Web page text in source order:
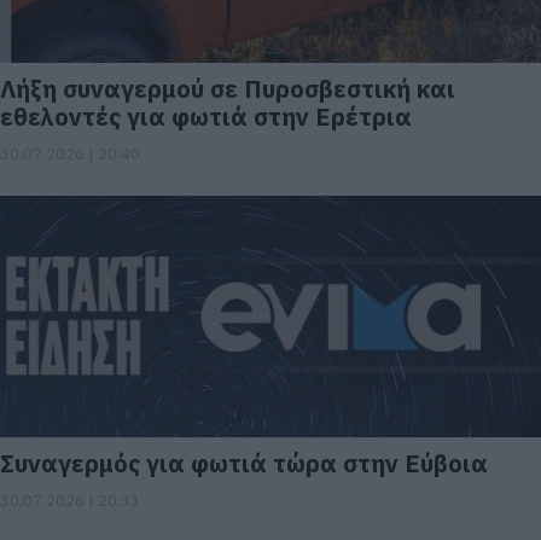
Λήξη συναγερμού σε Πυροσβεστική και
εθελοντές για φωτιά στην Ερέτρια
Συναγερμός για φωτιά τώρα στην Εύβοια